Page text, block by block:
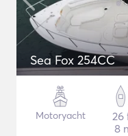
Sea Fox 254CC
Motoryacht
26
8